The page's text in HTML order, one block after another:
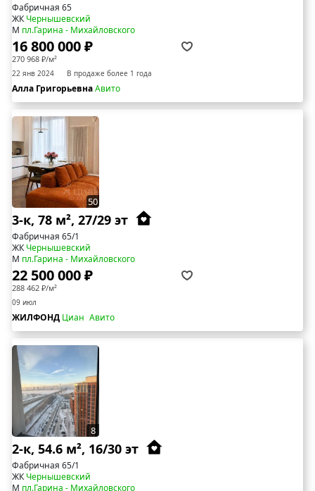
Фабричная 65
ЖКЧернышевский
М пл.Гарина - Михайловского
16 800 000 ₽
270 968 ₽/м²
22 янв 2024 В продаже более 1 года
Алла ГригорьевнаАвито
50
3-к, 78 м², 27/29 эт
Фабричная 65/1
ЖКЧернышевский
М пл.Гарина - Михайловского
22 500 000 ₽
288 462 ₽/м²
09 июл
ЖИЛФОНД Циан Авито
8
2-к, 54.6 м², 16/30 эт
Фабричная 65/1
ЖКЧернышевский
М пл.Гарина - Михайловского